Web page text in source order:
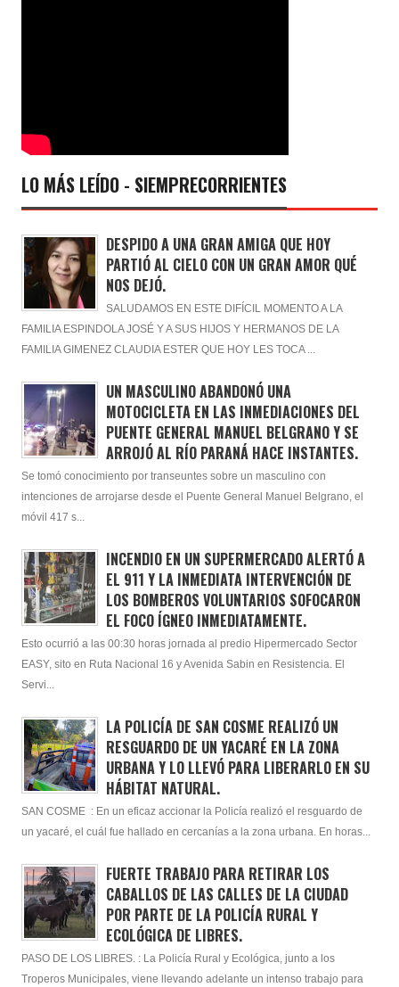
LO MÁS LEÍDO - SIEMPRECORRIENTES
DESPIDO A UNA GRAN AMIGA QUE HOY
PARTIÓ AL CIELO CON UN GRAN AMOR QUÉ
NOS DEJÓ.
SALUDAMOS EN ESTE DIFÍCIL MOMENTO A LA
FAMILIA ESPINDOLA JOSÉ Y A SUS HIJOS Y HERMANOS DE LA
FAMILIA GIMENEZ CLAUDIA ESTER QUE HOY LES TOCA ...
UN MASCULINO ABANDONÓ UNA
MOTOCICLETA EN LAS INMEDIACIONES DEL
PUENTE GENERAL MANUEL BELGRANO Y SE
ARROJÓ AL RÍO PARANÁ HACE INSTANTES.
Se tomó conocimiento por transeuntes sobre un masculino con
intenciones de arrojarse desde el Puente General Manuel Belgrano, el
móvil 417 s...
INCENDIO EN UN SUPERMERCADO ALERTÓ A
EL 911 Y LA INMEDIATA INTERVENCIÓN DE
LOS BOMBEROS VOLUNTARIOS SOFOCARON
EL FOCO ÍGNEO INMEDIATAMENTE.
Esto ocurrió a las 00:30 horas jornada al predio Hipermercado Sector
EASY, sito en Ruta Nacional 16 y Avenida Sabin en Resistencia. El
Servi...
LA POLICÍA DE SAN COSME REALIZÓ UN
RESGUARDO DE UN YACARÉ EN LA ZONA
URBANA Y LO LLEVÓ PARA LIBERARLO EN SU
HÁBITAT NATURAL.
SAN COSME : En un eficaz accionar la Policía realizó el resguardo de
un yacaré, el cuál fue hallado en cercanías a la zona urbana. En horas...
FUERTE TRABAJO PARA RETIRAR LOS
CABALLOS DE LAS CALLES DE LA CIUDAD
POR PARTE DE LA POLICÍA RURAL Y
ECOLÓGICA DE LIBRES.
PASO DE LOS LIBRES. : La Policía Rural y Ecológica, junto a los
Troperos Municipales, viene llevando adelante un intenso trabajo para